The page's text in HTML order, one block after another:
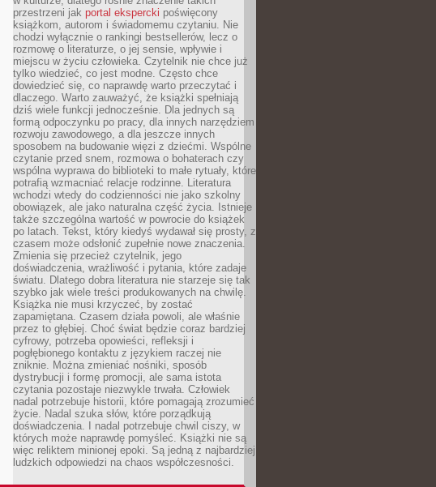
przestrzeni jak portal ekspercki poświęcony
książkom, autorom i świadomemu czytaniu. Nie
chodzi wyłącznie o rankingi bestsellerów, lecz o
rozmowę o literaturze, o jej sensie, wpływie i
miejscu w życiu człowieka. Czytelnik nie chce już
tylko wiedzieć, co jest modne. Często chce
dowiedzieć się, co naprawdę warto przeczytać i
dlaczego. Warto zauważyć, że książki spełniają
dziś wiele funkcji jednocześnie. Dla jednych są
formą odpoczynku po pracy, dla innych narzędziem
rozwoju zawodowego, a dla jeszcze innych
sposobem na budowanie więzi z dziećmi. Wspólne
czytanie przed snem, rozmowa o bohaterach czy
wspólna wyprawa do biblioteki to małe rytuały, które
potrafią wzmacniać relacje rodzinne. Literatura
wchodzi wtedy do codzienności nie jako szkolny
obowiązek, ale jako naturalna część życia. Istnieje
także szczególna wartość w powrocie do książek
po latach. Tekst, który kiedyś wydawał się prosty, z
czasem może odsłonić zupełnie nowe znaczenia.
Zmienia się przecież czytelnik, jego
doświadczenia, wrażliwość i pytania, które zadaje
światu. Dlatego dobra literatura nie starzeje się tak
szybko jak wiele treści produkowanych na chwilę.
Książka nie musi krzyczeć, by zostać
zapamiętana. Czasem działa powoli, ale właśnie
przez to głębiej. Choć świat będzie coraz bardziej
cyfrowy, potrzeba opowieści, refleksji i
pogłębionego kontaktu z językiem raczej nie
zniknie. Można zmieniać nośniki, sposób
dystrybucji i formę promocji, ale sama istota
czytania pozostaje niezwykle trwała. Człowiek
nadal potrzebuje historii, które pomagają zrozumieć
życie. Nadal szuka słów, które porządkują
doświadczenia. I nadal potrzebuje chwil ciszy, w
których może naprawdę pomyśleć. Książki nie są
więc reliktem minionej epoki. Są jedną z najbardziej
ludzkich odpowiedzi na chaos współczesności.